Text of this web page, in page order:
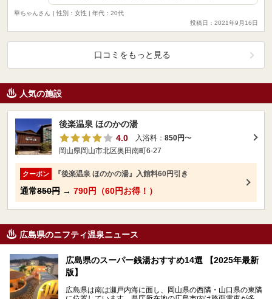
華ちゃんさん
| 性別：女性 | 年代：20代
投稿日：2021年9月16日
口コミをもっと見る
人気の施設
後楽温泉 ほのかの湯
4.0
入浴料： 850円〜
岡山県岡山市北区奥田南町6-27
クーポン 『後楽温泉 ほのかの湯』入館料60円引き
通常850円 → 790円（60円お得！）
広島県のニフティ温泉ニュース
広島県のスーパー銭湯おすすめ14選 【2025年最新
版】
広島県は南は瀬戸内海に面し、岡山県の西隣・山口県の東隣